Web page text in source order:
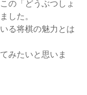
の「どうぶつしょ
した。
る将棋の魅力とは
みたいと思いま